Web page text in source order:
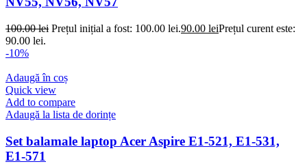
100.00lei Prețul inițial a fost: 100.00 lei.90.00 leiPrețul curent este:
90.00 lei.
-10%
Adaugă în coș
Quick view
Add to compare
Adaugă la lista de dorințe
Set balamale laptop Acer Aspire E1-521, E1-531,
E1-571